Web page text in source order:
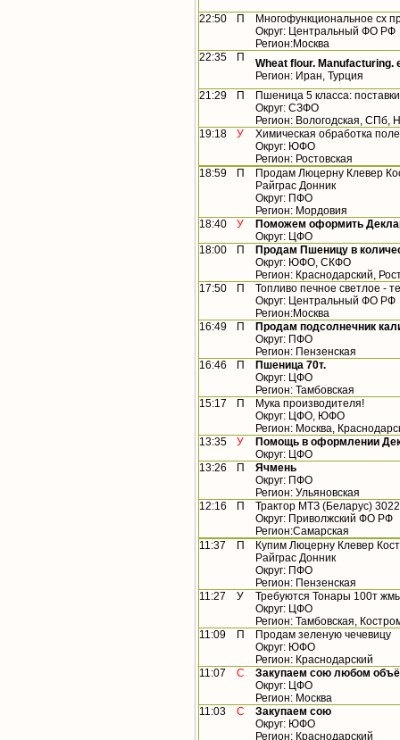
22:50 П
Многофункциональное сх
Округ: Центральный ФО РФ
Регион:Москва
22:35
П Wheat flour. Manufacturing.
Регион: Иран, Турция
21:29
П
Пшеница 5 класса:
Округ: СЗФО
Регион: Вологодская, СПб,
19:18
У
Химическая обработка
Округ: ЮФО
Регион: Ростовская
18:59
П
Продам Люцерну Клевер
Райграс Донник
Округ: ПФО
Регион: Мордовия
18:40
У
Поможем оформить
Округ: ЦФО
18:00
П
Продам Пшеницу в
Округ: ЮФО, СКФО
Регион: Краснодарский,
17:50
П Топливо печное светлое -
Округ: Центральный ФО РФ
Регион:Москва
16:49
П
Продам подсолнечник
Округ: ПФО
Регион: Пензенская
16:46
П
Пшеница 70т.
Округ: ЦФО
Регион: Тамбовская
15:17
П
Мука производителя!
Округ: ЦФО, ЮФО
Регион: Москва,
13:35
У
Помощь в оформлении
Округ: ЦФО
13:26
П Ячмень
Округ: ПФО
Регион: Ульяновская
12:16
П Трактор МТЗ (Беларус)
Округ: Приволжский ФО РФ
Регион:Самарская
11:37
П
Купим Люцерну Клевер
Райграс Донник
Округ: ПФО
Регион: Пензенская
11:27
У Требуются Тонары 100т
Округ: ЦФО
Регион: Тамбовская,
11:09
П
Продам зеленую чечевицу
Округ: ЮФО
Регион: Краснодарский
11:07
С
Закупаем сою любом
Округ: ЦФО
Регион: Москва
11:03
С
Закупаем сою
Округ: ЮФО
Регион: Краснодарский